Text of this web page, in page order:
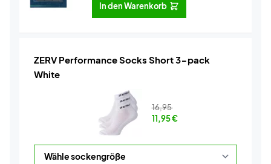
In den Warenkorb
ZERV Performance Socks Short 3-pack
White
16,95
11,95€